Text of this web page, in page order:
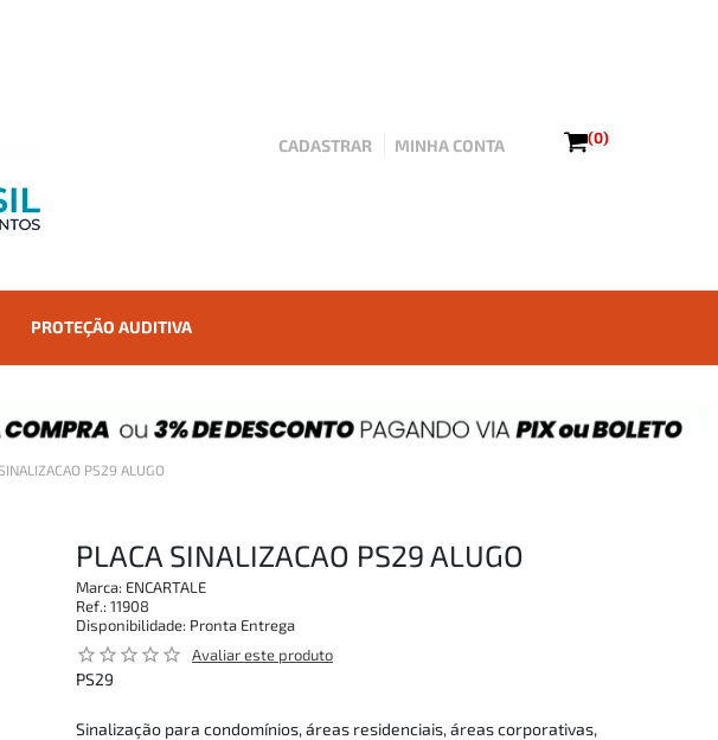
CADASTRAR MINHA CONTA (0)
PROTEÇÃO AUDITIVA
PS29 ALUGO
PLACA SINALIZACAO PS29 ALUGO
Marca: ENCARTALE
Ref.: 11908
Disponibilidade: Pronta Entrega
star_outline star_outline star_outline star_outline star_outline Avaliar este produto
PS29
Sinalização para condomínios, áreas residenciais, áreas corporativas,